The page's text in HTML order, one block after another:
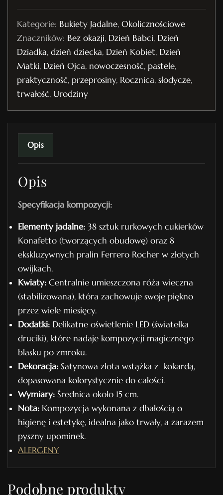
ć
B
u
k
i
e
t
n
r
.
1
Kategorie: Bukiety Jadalne, Okolicznościowe
Znaczników: Bez okazji, Dzień Babci, Dzień
Dziadka, dzień dziecka, Dzień Kobiet, Dzień
Matki, Dzień Ojca, nowoczesność, pastele,
praktyczność, przeprosiny, Rocznica, słodycze,
trwałość, Urodziny
Opis
Opis
Specyfikacja kompozycji:
Elementy jadalne: 38 sztuk rurkowych cukierków
Konafetto (tworzących obudowę) oraz 8
ekskluzywnych pralin Ferrero Rocher w złotych
owijkach.
Kwiaty: Centralnie umieszczona róża wieczna
(stabilizowana), która zachowuje swoje piękno
przez wiele miesięcy.
Dodatki: Delikatne oświetlenie LED (światełka
druciki), które nadaje kompozycji magicznego
blasku po zmroku.
Dekoracja: Satynowa złota wstążka z kokardą,
dopasowana kolorystycznie do całości.
Wymiary: Średnica około 15 cm.
Nota: Kompozycja wykonana z dbałością o
higienę i estetykę, idealna jako trwały, a zarazem
pyszny upominek.
ALERGENY
Podobne produkty